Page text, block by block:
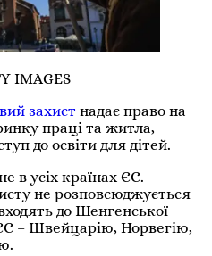
IMAGES
захист надає право на
праці та житла,
до освіти для дітей.
в усіх країнах ЄС.
не розповсюджується
до Шенгенської
– Швейцарію, Норвегію,